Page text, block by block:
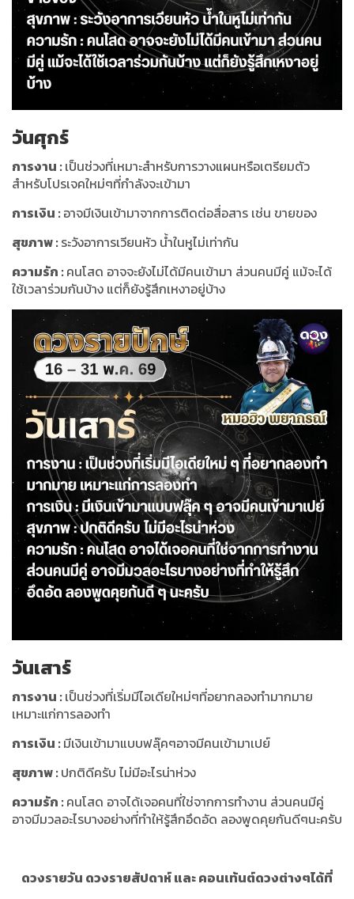
วันศุกร์
การงาน :เป็นช่วงที่เหมาะสำหรับการวางแผนหรือเตรียมตัว
สำหรับโปรเจคใหม่ๆที่กำลังจะเข้ามา
การเงิน :อาจมีเงินเข้ามาจากการติดต่อสื่อสาร เช่น ขายของ
สุขภาพ:ระวังอาการเวียนหัว น้ำในหูไม่เท่ากัน
ความรัก :คนโสด อาจจะยังไม่ได้มีคนเข้ามา ส่วนคนมีคู่ แม้จะได้
ใช้เวลาร่วมกันบ้าง แต่ก็ยังรู้สึกเหงาอยู่บ้าง
วันเสาร์
การงาน :เป็นช่วงที่เริ่มมีไอเดียใหม่ๆที่อยากลองทำมากมาย
เหมาะแก่การลองทำ
การเงิน :มีเงินเข้ามาแบบฟลุ๊คๆอาจมีคนเข้ามาเปย์
สุขภาพ:ปกติดีครับ ไม่มีอะไรน่าห่วง
ความรัก :คนโสด อาจได้เจอคนที่ใช่จากการทำงาน ส่วนคนมีคู่
อาจมีมวลอะไรบางอย่างที่ทำให้รู้สึกอึดอัด ลองพูดคุยกันดีๆนะครับ
ดวงรายวัน ดวงรายสัปดาห์ และ คอนเท้นต์ดวงต่างๆได้ที่